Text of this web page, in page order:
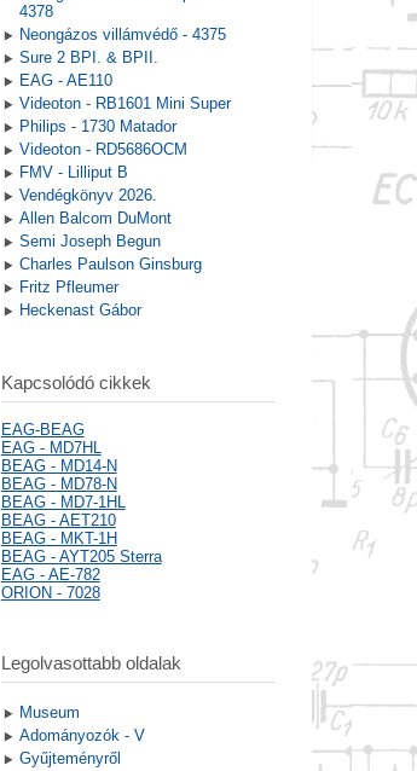
4378
Neongázos villámvédő - 4375
Sure 2 BPI. & BPII.
EAG - AE110
Videoton - RB1601 Mini Super
Philips - 1730 Matador
Videoton - RD5686OCM
FMV - Lilliput B
Vendégkönyv 2026.
Allen Balcom DuMont
Semi Joseph Begun
Charles Paulson Ginsburg
Fritz Pfleumer
Heckenast Gábor
Kapcsolódó cikkek
EAG-BEAG
EAG - MD7HL
BEAG - MD14-N
BEAG - MD78-N
BEAG - MD7-1HL
BEAG - AET210
BEAG - MKT-1H
BEAG - AYT205 Sterra
EAG - AE-782
ORION - 7028
Legolvasottabb oldalak
Museum
Adományozók - V
Gyűjteményről